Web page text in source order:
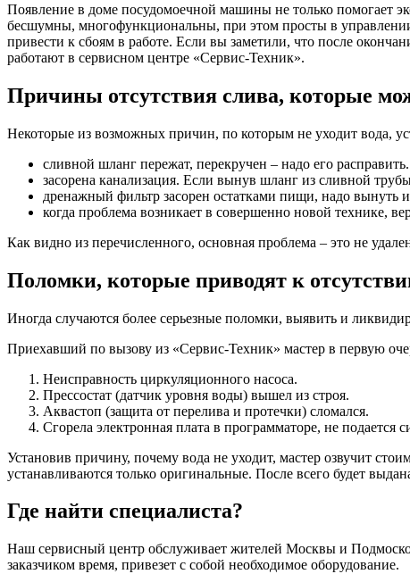
Появление в доме посудомоечной машины не только помогает
бесшумны, многофункциональны, при этом просты в
привести к сбоям в работе. Если вы заметили, что после
работают в сервисном центре «Сервис-Техник».
Причины отсутствия слива, которые
Некоторые из возможных причин, по которым не уходит вода,
сливной шланг пережат, перекручен – надо его
засорена канализация. Если вынув шланг из сливной
дренажный фильтр засорен остатками пищи, надо вынуть
когда проблема возникает в совершенно новой технике,
Как видно из перечисленного, основная проблема – это не
Поломки, которые приводят к
Иногда случаются более серьезные поломки, выявить и
Приехавший по вызову из «Сервис-Техник» мастер в первую
Неисправность циркуляционного насоса.
Прессостат (датчик уровня воды) вышел из строя.
Аквастоп (защита от перелива и протечки) сломался.
Сгорела электронная плата в программаторе, не
Установив причину, почему вода не уходит, мастер озвучит
устанавливаются только оригинальные. После всего будет
Где найти специалиста?
Наш сервисный центр обслуживает жителей Москвы и
заказчиком время, привезет с собой необходимое оборудование.